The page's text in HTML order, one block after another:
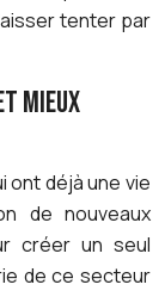
tenter par
MIEUX
ont déjà une vie
de nouveaux
créer un seul
de ce secteur